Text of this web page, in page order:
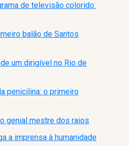
de televisão colorido:
balão de Santos
um dirigível no Rio de
penicilina: o primeiro
genial mestre dos raios
a imprensa à humanidade